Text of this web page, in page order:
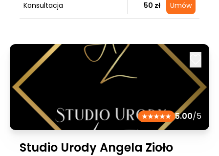
Konsultacja 50 zł Umów
5.00/5
Studio Urody Angela Zioło